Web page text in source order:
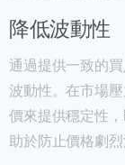
降低波動性
通過提供一致的
波動性。在市場
價來提供穩定性
助於防止價格劇